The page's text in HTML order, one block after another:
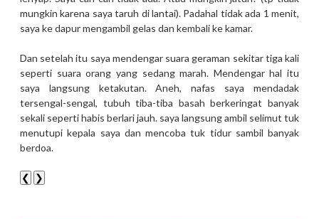
mungkin karena saya taruh di lantai). Padahal tidak ada 1 menit,
saya ke dapur mengambil gelas dan kembali ke kamar.
Dan setelah itu saya mendengar suara geraman sekitar tiga kali
seperti suara orang yang sedang marah. Mendengar hal itu
saya langsung ketakutan. Aneh, nafas saya mendadak
tersengal-sengal, tubuh tiba-tiba basah berkeringat banyak
sekali seperti habis berlari jauh. saya langsung ambil selimut tuk
menutupi kepala saya dan mencoba tuk tidur sambil banyak
berdoa.
❮ ❯